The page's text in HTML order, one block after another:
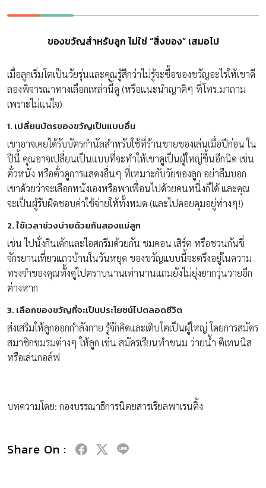
ของขวัญสำหรับลูก ไม่ใช่ “สิ่งของ” เสมอไป
เมื่อลูกเริ่มโตเป็นวัยรุ่นและคุณรู้สึกว่าไม่รู้จะซื้อของขวัญอะไรให้เขาดี
ลองพิจารณาทางเลือกเหล่านี้ดู (หรือแนะนำญาติๆ ที่โทร.มาถาม
เพราะไม่แน่ใจ)
1. เปลี่ยนบัตรของขวัญเป็นแบบอื่น
เขาอาจเคยได้รับบัตรกำนัลสำหรับใช้ที่ร้านขายของเล่นเมื่อปีก่อน ใน
ปีนี้ คุณอาจเปลี่ยนเป็นแบบที่จะทำให้เขาดูเป็นผู้ใหญ่ขึ้นอีกนิด เช่น
ตั๋วหนัง หรือตั๋วดูการแสดงอื่นๆ ที่เหมาะกับวัยของลูก อย่าลืมบอก
เขาด้วยว่าจะเลือกหนังเองหรือพาเพื่อนไปด้วยคนหนึ่งก็ได้ และคุณ
จะเป็นผู้รับผิดชอบค่าใช้จ่ายให้ทั้งหมด (และไปคอยคุมอยู่ห่างๆ!)
2. ใช้เวลาช่วงบ่ายด้วยกันสองแม่ลูก
เช่น ไปนั่งกินเค้กและไอศกรีมด้วยกัน ชมคอน เสิร์ต หรือชวนกันขี่
จักรยานเที่ยวแถวบ้านในวันหยุด ของขวัญแบบนี้จะตรึงอยู่ในความ
ทรงจำของคุณทั้งคู่ไปตราบนานเท่านานแถมยังไม่ยุ่งยากวุ่นวายอีก
ต่างหาก
3. เลือกของขวัญที่จะเป็นประโยชน์ไปตลอดชีวิต
ส่งเสริมให้ลูกออกกำลังกาย รู้จักคิดและเติบโตเป็นผู้ใหญ่ โดยการสมัคร
สมาชิกชมรมต่างๆ ให้ลูก เช่น สมัครเรียนทำขนม ว่ายน้ำ ตีเทนนิส
หรือเล่นกอล์ฟ
บทความโดย: กองบรรณาธิการนิตยสารเรียลพาเรนติ้ง
Share On :